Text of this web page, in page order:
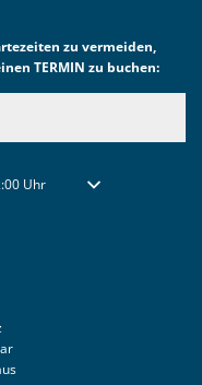
zu vermeiden,
TERMIN zu buchen:
Schließzeiten auszublenden
Uhr Von 08:30 bis 12:00